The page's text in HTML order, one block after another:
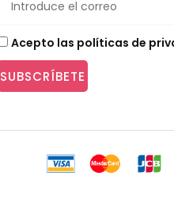
Acepto las políticas de
SUBSCRÍBETE